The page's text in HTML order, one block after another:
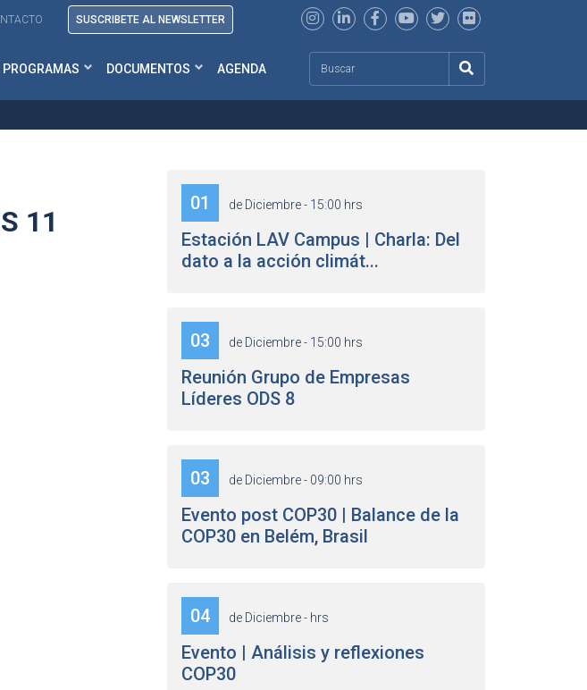
SUSCRIBETE AL NEWSLETTER
PROGRAMAS DOCUMENTOS AGENDA
11
01 de Diciembre - 15:00 hrs
Estación LAV Campus | Charla: Del
dato a la acción climát...
03 de Diciembre - 15:00 hrs
Reunión Grupo de Empresas
Líderes ODS 8
03 de Diciembre - 09:00 hrs
Evento post COP30 | Balance de la
COP30 en Belém, Brasil
04 de Diciembre - hrs
Evento | Análisis y reflexiones
COP30